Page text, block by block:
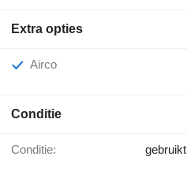
Extra opties
Airco
Conditie
Conditie: gebruikt